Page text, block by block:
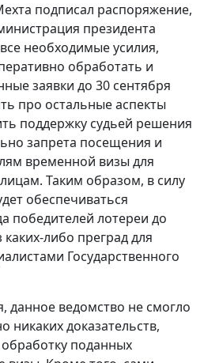
подписал распоряжение,
президента
необходимые усилия,
обработать и
заявки до 30 сентября
про остальные аспекты
поддержку судьей решения
запрета посещения и
временной визы для
Таким образом, в силу
обеспечиваться
победителей лотереи до
либо преград для
Государственного
данное ведомство не смогло
никаких доказательств,
поданных